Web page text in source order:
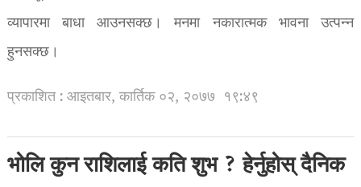
व्यापारमा बाधा आउनसक्छ। मनमा नकारात्मक भावना उत्पन्न
हुनसक्छ।
प्रकाशित : आइतबार, कार्तिक ०२, २०७७ १९:४९
भोलि कुन राशिलाई कति शुभ ? हेर्नुहोस् दैनिक